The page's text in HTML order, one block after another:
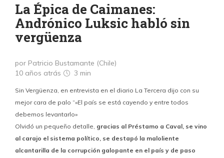
La Épica de Caimanes:
Andrónico Luksic habló sin
vergüenza
por Patricio Bustamante (Chile)
10 años atrás
3 min
Sin Vergüenza, en entrevista en el diario La Tercera dijo con su
mejor cara de palo “»El país se está cayendo y entre todos
debemos levantarlo»
Olvidó un pequeño detalle, gracias al Préstamo a Caval, se vino
al carajo el sistema político, se destapó la maloliente
alcantarilla de la corrupción galopante en el país y de paso